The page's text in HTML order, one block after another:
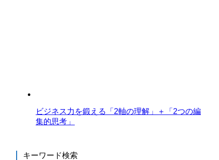
ビジネス力を鍛える「2軸の理解」＋「2つの編
集的思考」
キーワード検索